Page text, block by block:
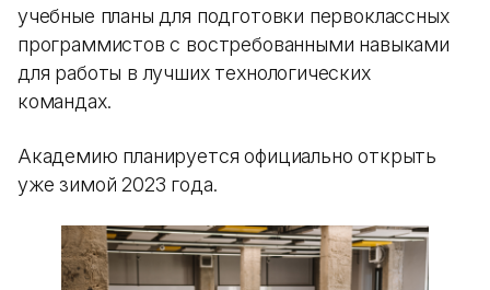
учебные планы для подготовки первоклассных
программистов с востребованными навыками
для работы в лучших технологических
командах.
Академию планируется официально открыть
уже зимой 2023 года.